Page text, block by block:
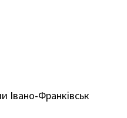
Івано-Франківськ